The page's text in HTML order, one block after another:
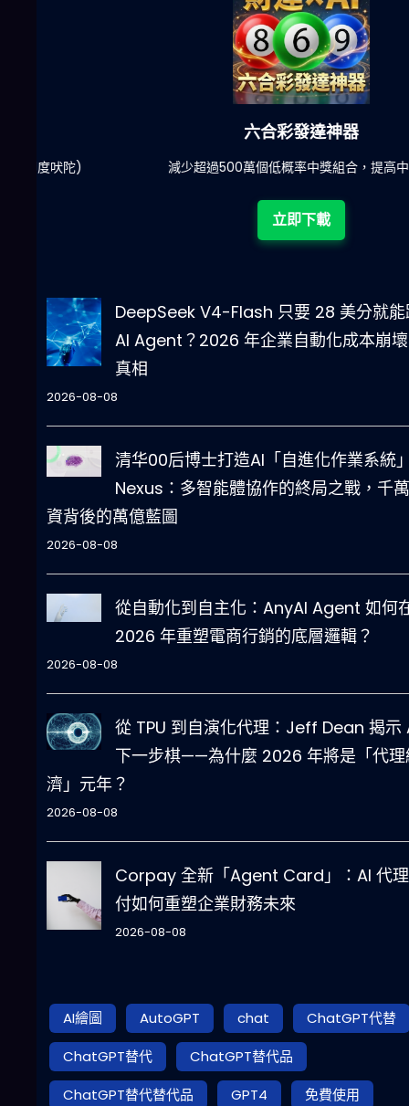
六合彩發達神器
減少超過500萬個低概率中獎組合，提高中獎率
DeepSeek V4-Flash 只要 28 美分就能
AI Agent？2026 年企業自動化成本崩
真相
2026-08-08
清华00后博士打造AI「自進化作業系統
Nexus：多智能體協作的終局之戰，千
資背後的萬億藍圖
2026-08-08
從自動化到自主化：AnyAI Agent 如何
2026 年重塑電商行銷的底層邏輯？
2026-08-08
從 TPU 到自演化代理：Jeff Dean 揭示
下一步棋——為什麼 2026 年將是「代理
濟」元年？
2026-08-08
Corpay 全新「Agent Card」：AI 代
付如何重塑企業財務未來
2026-08-08
AI繪圖 AutoGPT chat
ChatGPT代替
ChatGPT替代
ChatGPT替代品
ChatGPT替代替代品
GPT4 免費使用